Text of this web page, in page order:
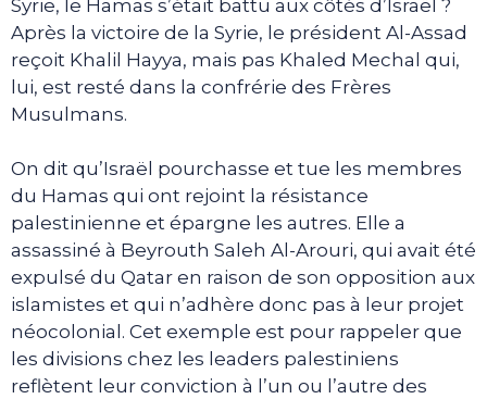
Syrie, le Hamas s’était battu aux côtés d’Israël ?
Après la victoire de la Syrie, le président Al-Assad
reçoit Khalil Hayya, mais pas Khaled Mechal qui,
lui, est resté dans la confrérie des Frères
Musulmans.
On dit qu’Israël pourchasse et tue les membres
du Hamas qui ont rejoint la résistance
palestinienne et épargne les autres. Elle a
assassiné à Beyrouth Saleh Al-Arouri, qui avait été
expulsé du Qatar en raison de son opposition aux
islamistes et qui n’adhère donc pas à leur projet
néocolonial. Cet exemple est pour rappeler que
les divisions chez les leaders palestiniens
reflètent leur conviction à l’un ou l’autre des